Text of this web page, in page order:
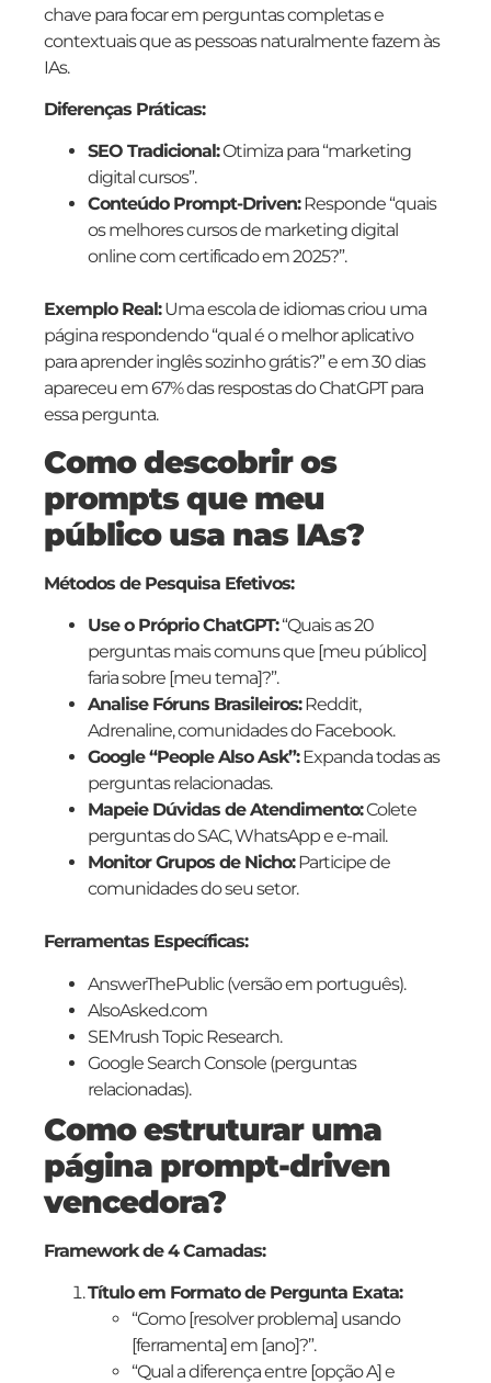
chave para focar em perguntas completas e
contextuais que as pessoas naturalmente fazem às
IAs.
Diferenças Práticas:
SEO Tradicional:Otimiza para “marketing
digital cursos”.
Conteúdo Prompt-Driven:Responde “quais
os melhores cursos de marketing digital
online com certificado em 2025?”.
Exemplo Real:Uma escola de idiomas criou uma
página respondendo “qual é o melhor aplicativo
para aprender inglês sozinho grátis?” e em 30 dias
apareceu em 67% das respostas do ChatGPT para
essa pergunta.
Como descobrir os
prompts que meu
público usa nas IAs?
Métodos de Pesquisa Efetivos:
Use o Próprio ChatGPT:“Quais as 20
perguntas mais comuns que [meu público]
faria sobre [meu tema]?”.
Analise Fóruns Brasileiros:Reddit,
Adrenaline, comunidades do Facebook.
Google “People Also Ask”:Expanda todas as
perguntas relacionadas.
Mapeie Dúvidas de Atendimento:Colete
perguntas do SAC, WhatsApp e e-mail.
Monitor Grupos de Nicho:Participe de
comunidades do seu setor.
Ferramentas Específicas:
AnswerThePublic (versão em português).
AlsoAsked.com
SEMrush Topic Research.
Google Search Console (perguntas
relacionadas).
Como estruturar uma
página prompt-driven
vencedora?
Framework de 4 Camadas:
Título em Formato de Pergunta Exata:
“Como [resolver problema] usando
[ferramenta] em [ano]?”.
“Qual a diferença entre [opção A] e